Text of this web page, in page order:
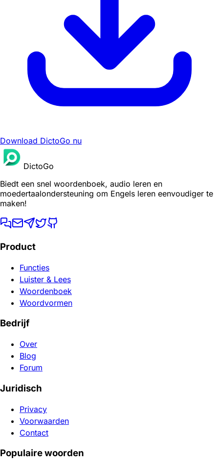
Download DictoGo nu
DictoGo
Biedt een snel woordenboek, audio leren en
moedertaalondersteuning om Engels leren eenvoudiger te
maken!
Product
Functies
Luister & Lees
Woordenboek
Woordvormen
Bedrijf
Over
Blog
Forum
Juridisch
Privacy
Voorwaarden
Contact
Populaire woorden